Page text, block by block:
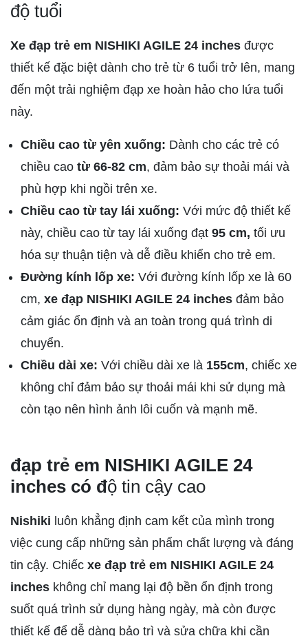
độ tuổi
Xe đạp trẻ em NISHIKI AGILE 24 inches được
thiết kế đặc biệt dành cho trẻ từ 6 tuổi trở lên, mang
đến một trải nghiệm đạp xe hoàn hảo cho lứa tuổi
này.
Chiều cao từ yên xuống: Dành cho các trẻ có
chiều cao từ 66-82 cm, đảm bảo sự thoải mái và
phù hợp khi ngồi trên xe.
Chiều cao từ tay lái xuống: Với mức độ thiết kế
này, chiều cao từ tay lái xuống đạt 95 cm, tối ưu
hóa sự thuận tiện và dễ điều khiển cho trẻ em.
Đường kính lốp xe: Với đường kính lốp xe là 60
cm, xe đạp NISHIKI AGILE 24 inches đảm bảo
cảm giác ổn định và an toàn trong quá trình di
chuyển.
Chiều dài xe: Với chiều dài xe là 155cm, chiếc xe
không chỉ đảm bảo sự thoải mái khi sử dụng mà
còn tạo nên hình ảnh lôi cuốn và mạnh mẽ.
đạp trẻ em NISHIKI AGILE 24
inches có độ tin cậy cao
Nishiki luôn khẳng định cam kết của mình trong
việc cung cấp những sản phẩm chất lượng và đáng
tin cậy. Chiếc xe đạp trẻ em NISHIKI AGILE 24
inches không chỉ mang lại độ bền ổn định trong
suốt quá trình sử dụng hàng ngày, mà còn được
thiết kế để dễ dàng bảo trì và sửa chữa khi cần